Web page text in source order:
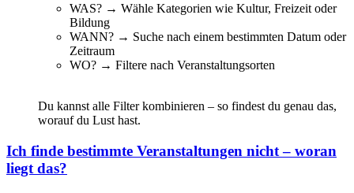
WAS? → Wähle Kategorien wie Kultur, Freizeit oder
Bildung
WANN? → Suche nach einem bestimmten Datum oder
Zeitraum
WO? → Filtere nach Veranstaltungsorten
Du kannst alle Filter kombinieren – so findest du genau das,
worauf du Lust hast.
Ich finde bestimmte Veranstaltungen nicht – woran
liegt das?